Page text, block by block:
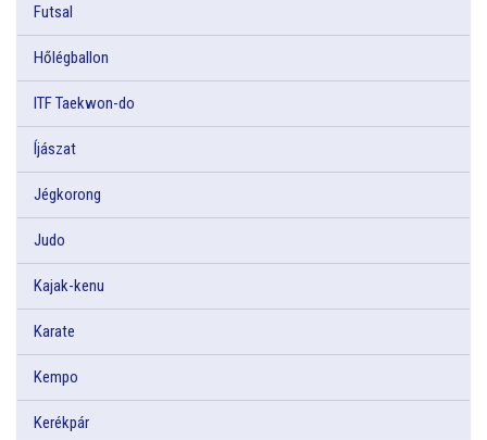
Futsal
Hőlégballon
ITF Taekwon-do
Íjászat
Jégkorong
Judo
Kajak-kenu
Karate
Kempo
Kerékpár